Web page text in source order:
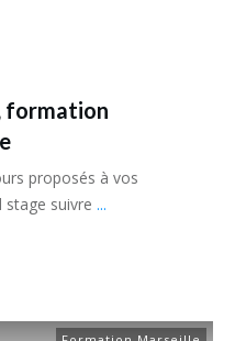
formation
proposés à vos
stage suivre ...